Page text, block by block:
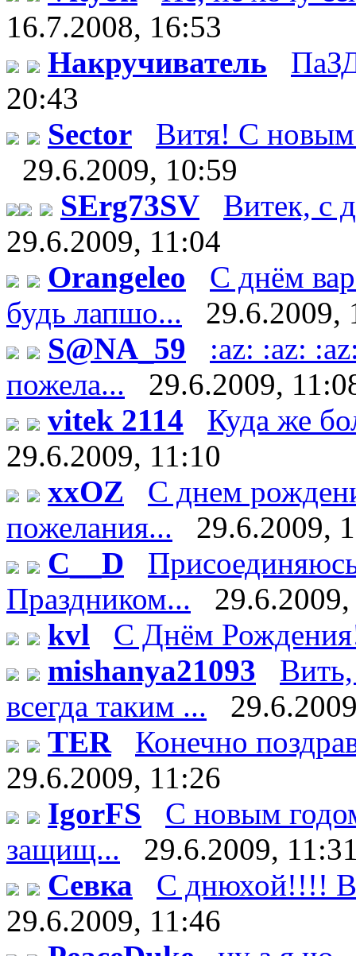
16.7.2008, 16:53
Накручиватель
20:43
Sector
Витя! С новым
29.6.2009, 10:59
SErg73SV
Витек, с
29.6.2009, 11:04
Orangeleo
С днём
будь лапшо...
29.6.2009,
S@NA_59
:az: :az:
пожела...
29.6.2009,
vitek 2114
Куда же
29.6.2009, 11:10
xxOZ
С днем
пожелания...
29.6.2009,
C__D
Праздником...
kvl
С Днём
mishanya21093
всегда таким ...
TER
Конечно
29.6.2009, 11:26
IgorFS
С новым
защищ...
29.6.2009,
Севка
С днюхой!!!!
29.6.2009, 11:46